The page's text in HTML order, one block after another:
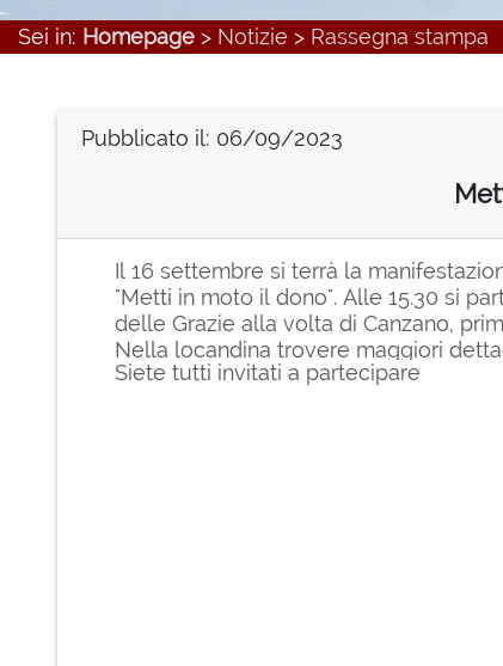
Sei in: Homepage > Notizie > Rassegna stampa
Pubblicato il: 06/09/2023
Il 16 settembre si terrà la
"Metti in moto il dono". Alle 15.30 si
delle Grazie alla volta di Canzano,
Nella locandina trovere maggiori
Siete tutti invitati a partecipare